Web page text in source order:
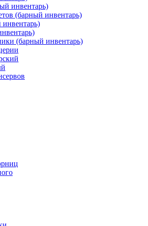
инвентарь)
(барный инвентарь)
(барный инвентарь)